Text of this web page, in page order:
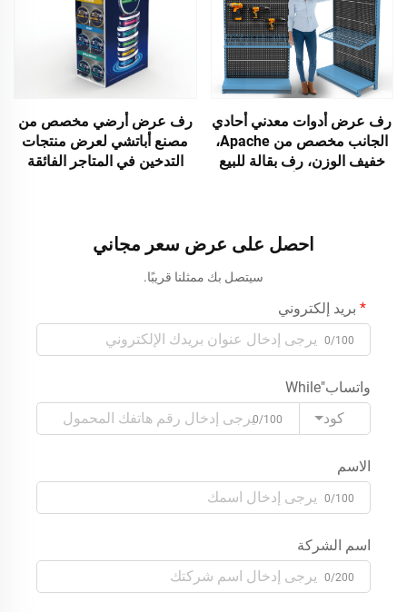
رف عرض أرضي مخصص من
مصنع أباتشي لعرض منتجات
التدخين في المتاجر الفائقة
رف عرض أدوات معدني أحادي
الجانب مخصص من Apache،
خفيف الوزن، رف بقالة للبيع
احصل على عرض سعر مجاني
سيتصل بك ممثلنا قريبًا.
بريد إلكتروني
0/100
واتساب"While
كود
0/100
الاسم
0/100
اسم الشركة
0/200